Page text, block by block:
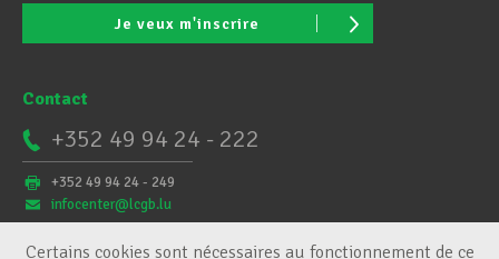
Je veux m'inscrire
Contact
+352 49 94 24 - 222
+352 49 94 24 - 249
infocenter@lcgb.lu
Certains cookies sont nécessaires au fonctionnement de ce